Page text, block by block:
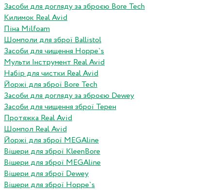
Засоби для догляду за зброєю Bore Tech
Килимок Real Avid
Піна Milfoam
Шомполи для зброї Ballistol
Засоби для чищення Hoppe`s
Мульти Інструмент Real Avid
Набір для чистки Real Avid
Йоржі для зброї Bore Tech
Засоби для догляду за зброєю Dewey
Засоби для чищення зброї Терен
Протяжка Real Avid
Шомпол Real Avid
Йоржі для зброї MEGAline
Вішери для зброї KleenBore
Вішери для зброї MEGAline
Вішери для зброї Dewey
Вішери для зброї Hoppe`s